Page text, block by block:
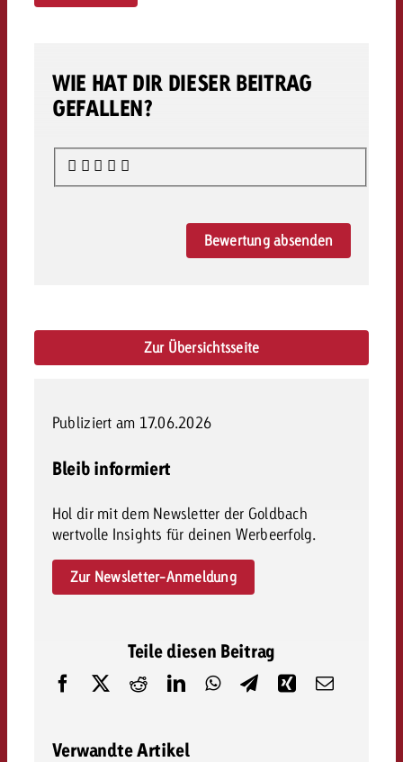
WIE HAT DIR DIESER BEITRAG
GEFALLEN?
Bewertung absenden
Zur Übersichtsseite
Publiziert am 17.06.2026
Bleib informiert
Hol dir mit dem Newsletter der Goldbach
wertvolle Insights für deinen Werbeerfolg.
Zur Newsletter-Anmeldung
Teile diesen Beitrag
Verwandte Artikel